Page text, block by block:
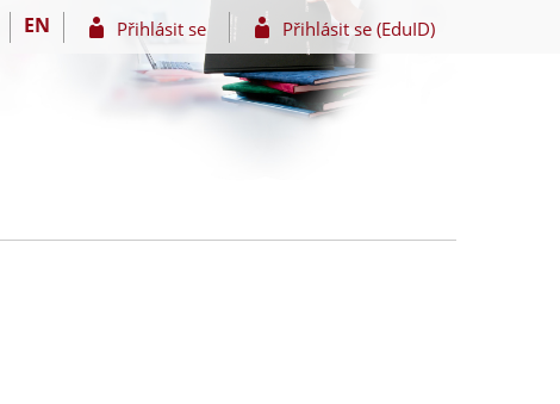
EN Přihlásit se Přihlásit se (EduID)